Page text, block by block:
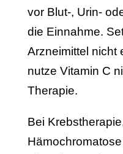
vor Blut-, Urin-
die Einnahme.
Arzneimittel nicht
nutze Vitamin C
Therapie.
Bei